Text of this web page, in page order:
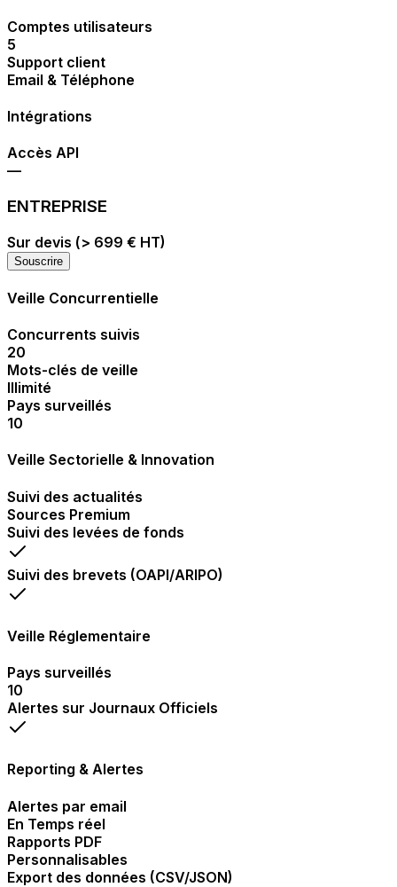
Comptes utilisateurs
5
Support client
Email & Téléphone
Intégrations
Accès API
—
ENTREPRISE
Sur devis (> 699 € HT)
Souscrire
Veille Concurrentielle
Concurrents suivis
20
Mots-clés de veille
Illimité
Pays surveillés
10
Veille Sectorielle & Innovation
Suivi des actualités
Sources Premium
Suivi des levées de fonds
Suivi des brevets (OAPI/ARIPO)
Veille Réglementaire
Pays surveillés
10
Alertes sur Journaux Officiels
Reporting & Alertes
Alertes par email
En Temps réel
Rapports PDF
Personnalisables
Export des données (CSV/JSON)